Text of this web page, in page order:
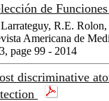
de
R.E.
Americana de
page 99 - 2014
discriminative